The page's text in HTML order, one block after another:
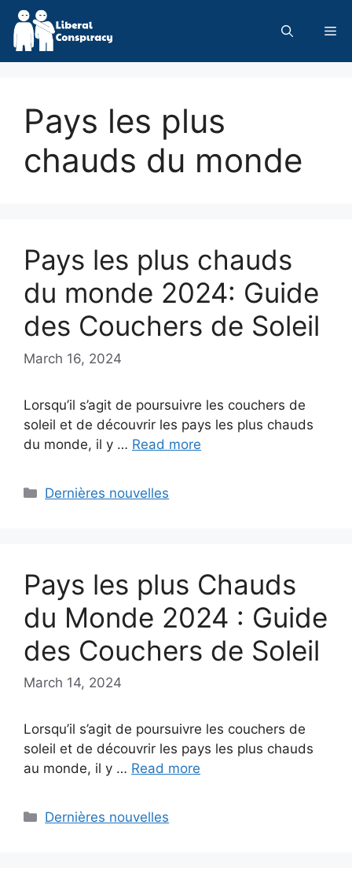
Skip
content
Pays les plus
chauds du monde
Pays les plus chauds
du monde 2024: Guide
des Couchers de Soleil
March 16, 2024
Lorsqu’il s’agit de poursuivre les couchers de
soleil et de découvrir les pays les plus chauds
du monde, il y … Read more
Categories
Dernières nouvelles
Pays les plus Chauds
du Monde 2024 : Guide
des Couchers de Soleil
March 14, 2024
Lorsqu’il s’agit de poursuivre les couchers de
soleil et de découvrir les pays les plus chauds
au monde, il y … Read more
Categories
Dernières nouvelles